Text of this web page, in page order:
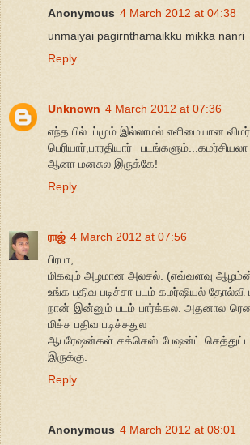
Anonymous 4 March 2012 at 04:38
unmaiyai pagirnthamaikku mikka nanri
Reply
Unknown 4 March 2012 at 07:36
எந்த பில்டப்மும் இல்லாமல் எளிமையான
பெரியார்,பாரதியார்
ஆனா மனசுல இருக்கே!
Reply
ராஜ் 4 March 2012 at 07:56
பிரபா,
மிகவும் அழமான அலசல். (எவ்வளவு
உங்க பதிவ படிச்சா படம் கமர்ஷியல் தோல்வி
நான் இன்னும் படம் பார்க்கல. அதனால
மிச்ச பதிவ படிச்சதுல
ஆபரேஷன்கள் சக்செஸ் பேஷன்ட் செத்துட்டார்
இருக்கு.
Reply
Anonymous 4 March 2012 at 08:01